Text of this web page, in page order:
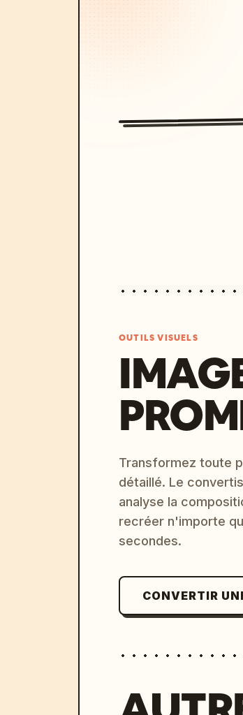
OUTILS VISUELS
Transformez toute
détaillé. Le
analyse la
recréer n'importe
secondes.
CONVERTIR